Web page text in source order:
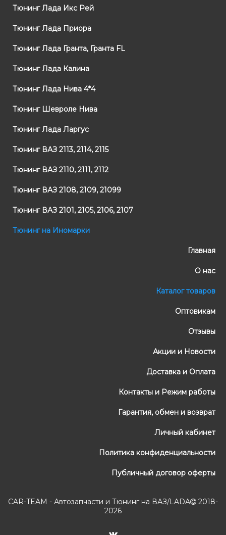
Тюнинг Лада Икс Рей
Тюнинг Лада Приора
Тюнинг Лада Гранта, Гранта FL
Тюнинг Лада Калина
Тюнинг Лада Нива 4*4
Тюнинг Шевроле Нива
Тюнинг Лада Ларгус
Тюнинг ВАЗ 2113, 2114, 2115
Тюнинг ВАЗ 2110, 2111, 2112
Тюнинг ВАЗ 2108, 2109, 21099
Тюнинг ВАЗ 2101, 2105, 2106, 2107
Тюнинг на Иномарки
Главная
О нас
Каталог товаров
Оптовикам
Отзывы
Акции и Новости
Доставка и Оплата
Контакты и Режим работы
Гарантия, обмен и возврат
Личный кабинет
Политика конфиденциальности
Публичный договор оферты
CAR-TEAM - Автозапчасти и Тюнинг на ВАЗ/LADA
2018-
2026